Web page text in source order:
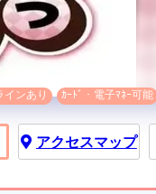
インあり ｶｰﾄﾞ・電子ﾏﾈｰ可能
アクセスマップ